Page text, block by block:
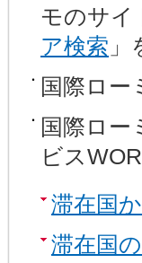
モのサイ
ア検索
国際ロ
国際ロ
ビス
滞在国
滞在国